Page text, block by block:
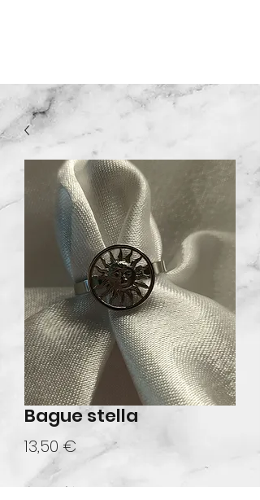
Bague stella
13,50 €
Quantité *